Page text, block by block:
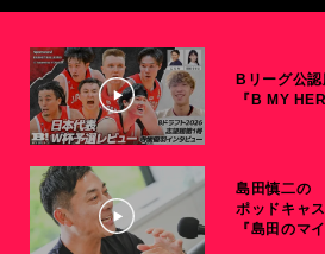
Bリーグ公認
『B MY
島田慎二の
ポッドキャ
『島田のマイ